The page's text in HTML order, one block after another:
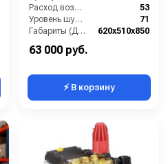
Расход воздуха (л/сек):
53
Уровень шума (дБ(А)):
71
Габариты (ДхШхВ):
620х510х850
Номинальный диаметр принадлежностей (мм):
63 000 руб.
⚡ В корзину